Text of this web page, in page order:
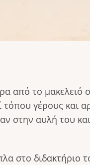
από το μακελειό
γέρους
στην αυλή του
στο διδακτήριο